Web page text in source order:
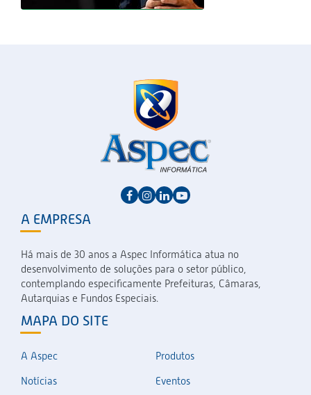
A EMPRESA
Há mais de 30 anos a Aspec Informática atua no
desenvolvimento de soluções para o setor público,
contemplando especificamente Prefeituras, Câmaras,
Autarquias e Fundos Especiais.
MAPA DO SITE
A Aspec
Produtos
Notícias
Eventos